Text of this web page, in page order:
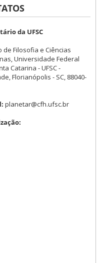
da UFSC
de Filosofia e Ciências
Universidade Federal
Catarina - UFSC -
Florianópolis - SC, 88040-
planetar@cfh.ufsc.br